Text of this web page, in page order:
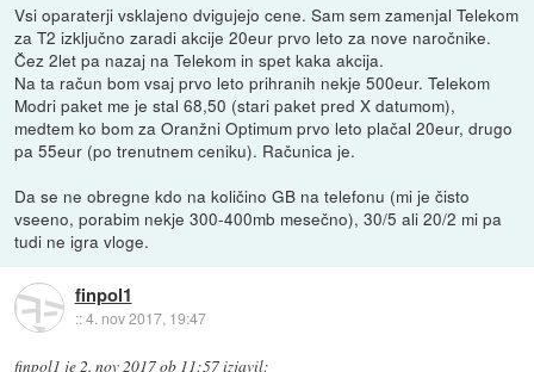
Vsi oparaterji vsklajeno dvigujejo cene. Sam sem zamenjal Telekom
za T2 izključno zaradi akcije 20eur prvo leto za nove naročnike.
Čez 2let pa nazaj na Telekom in spet kaka akcija.
Na ta račun bom vsaj prvo leto prihranih nekje 500eur. Telekom
Modri paket me je stal 68,50 (stari paket pred X datumom),
medtem ko bom za Oranžni Optimum prvo leto plačal 20eur, drugo
pa 55eur (po trenutnem ceniku). Računica je.
Da se ne obregne kdo na količino GB na telefonu (mi je čisto
vseeno, porabim nekje 300-400mb mesečno), 30/5 ali 20/2 mi pa
tudi ne igra vloge.
finpol1
::4. nov 2017, 19:47
finpol1 je2. nov 2017 ob 11:57izjavil: